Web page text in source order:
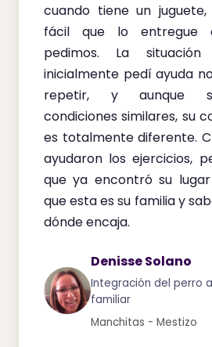
cuando tiene un
fácil que lo entregue
pedimos. La
inicialmente pedí ayuda
repetir, y aunque
condiciones similares, su
es totalmente diferente.
ayudaron los ejercicios,
que ya encontró su
que esta es su familia y
dónde encaja.
Denisse Solano
Integración del perro
familiar
Manchitas - Mestizo